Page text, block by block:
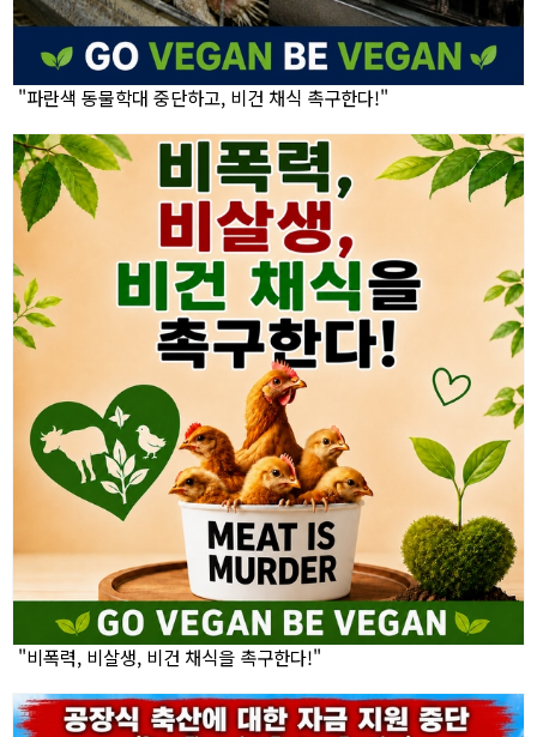
"파란색 동물학대 중단하고, 비건 채식 촉구한다!"
"비폭력, 비살생, 비건 채식을 촉구한다!"